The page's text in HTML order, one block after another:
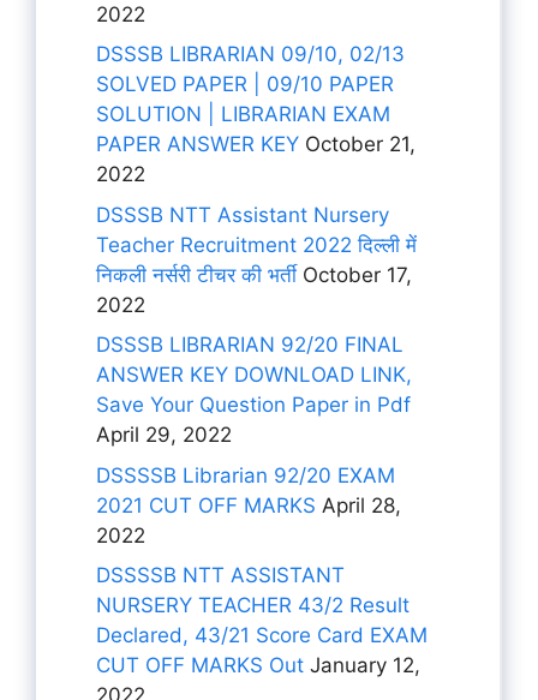
2022
DSSSB LIBRARIAN 09/10, 02/13
SOLVED PAPER | 09/10 PAPER
SOLUTION | LIBRARIAN EXAM
PAPER ANSWER KEY October 21,
2022
DSSSB NTT Assistant Nursery
Teacher Recruitment 2022 दिल्ली में
निकली नर्सरी टीचर की भर्ती October 17,
2022
DSSSB LIBRARIAN 92/20 FINAL
ANSWER KEY DOWNLOAD LINK,
Save Your Question Paper in Pdf
April 29, 2022
DSSSSB Librarian 92/20 EXAM
2021 CUT OFF MARKS April 28,
2022
DSSSSB NTT ASSISTANT
NURSERY TEACHER 43/2 Result
Declared, 43/21 Score Card EXAM
CUT OFF MARKS Out January 12,
2022